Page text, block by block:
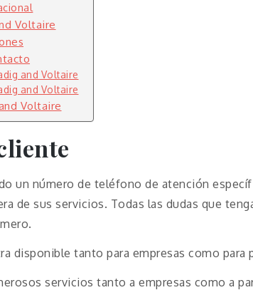
Voltaire
and Voltaire
and Voltaire
Voltaire
un número de teléfono de atención
de sus servicios. Todas las dudas que
disponible tanto para empresas como para
servicios tanto a empresas como a